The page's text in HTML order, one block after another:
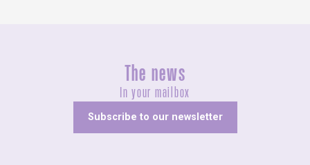
The news
In your mailbox
Subscribe to our newsletter